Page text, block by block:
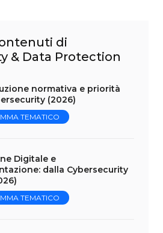
di
& Data Protection
normativa e priorità
(2026)
TEMATICO
Digitale e
dalla Cybersecurity
TEMATICO